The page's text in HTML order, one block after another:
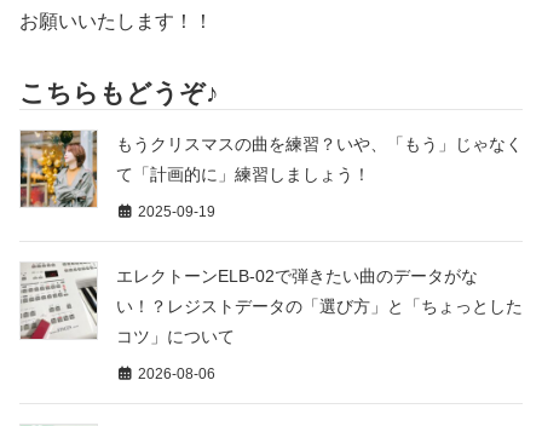
お願いいたします！！
こちらもどうぞ♪
もうクリスマスの曲を練習？いや、「もう」じゃなく
て「計画的に」練習しましょう！
2025-09-19
エレクトーンELB-02で弾きたい曲のデータがな
い！？レジストデータの「選び方」と「ちょっとした
コツ」について
2026-08-06